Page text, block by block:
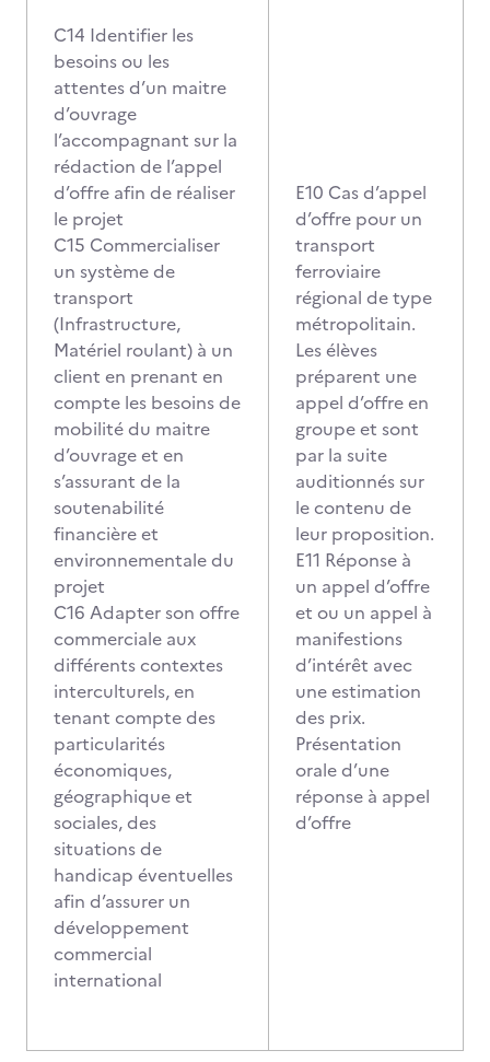
C14 Identifier les
besoins ou les
attentes d’un maitre
d’ouvrage
l’accompagnant sur la
rédaction de l’appel
d’offre afin de réaliser
le projet
C15 Commercialiser
un système de
transport
(Infrastructure,
Matériel roulant) à un
client en prenant en
compte les besoins de
mobilité du maitre
d’ouvrage et en
s’assurant de la
soutenabilité
financière et
environnementale du
projet
C16 Adapter son offre
commerciale aux
différents contextes
interculturels, en
tenant compte des
particularités
économiques,
géographique et
sociales, des
situations de
handicap éventuelles
afin d’assurer un
développement
commercial
international
E10 Cas d’appel
d’offre pour un
transport
ferroviaire
régional de type
métropolitain.
Les élèves
préparent une
appel d’offre en
groupe et sont
par la suite
auditionnés sur
le contenu de
leur proposition.
E11 Réponse à
un appel d’offre
et ou un appel à
manifestions
d’intérêt avec
une estimation
des prix.
Présentation
orale d’une
réponse à appel
d’offre